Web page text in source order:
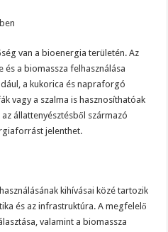
van a bioenergia területén. Az
és a biomassza felhasználása
a kukorica és napraforgó
vagy a szalma is hasznosíthatóak
állattenyésztésből származó
jelenthet.
kihívásai közé tartozik
és az infrastruktúra. A megfelelő
valamint a biomassza